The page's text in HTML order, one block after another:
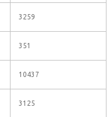
3259
351
10437
3125